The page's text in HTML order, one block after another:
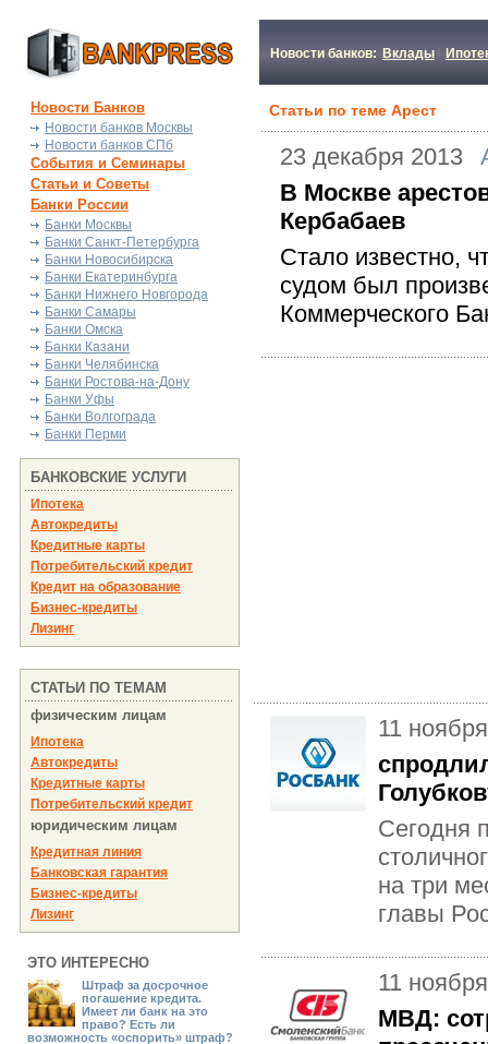
Новости банков: Вклады
Новости Банков
Новости банков Москвы
Новости банков СПб
События и Семинары
Статьи и Советы
Банки России
Банки Москвы
Банки Санкт-Петербурга
Банки Новосибирска
Банки Екатеринбурга
Банки Нижнего Новгорода
Банки Самары
Банки Омска
Банки Казани
Банки Челябинска
Банки Ростова-на-Дону
Банки Уфы
Банки Волгограда
Банки Перми
БАНКОВСКИЕ УСЛУГИ
Ипотека
Автокредиты
Кредитные карты
Потребительский кредит
Кредит на образование
Бизнес-кредиты
Лизинг
СТАТЬИ ПО ТЕМАМ
физическим лицам
Ипотека
Автокредиты
Кредитные карты
Потребительский кредит
юридическим лицам
Кредитная линия
Банковская гарантия
Бизнес-кредиты
Лизинг
ЭТО ИНТЕРЕСНО
Штраф за досрочное
погашение кредита.
Имеет ли банк на это
право? Есть ли
возможность «оспорить» штраф?
Статьи по теме Арест
23 декабря 2013
В Москве
Кербабаев
Стало известно,
судом был
Коммерческого
11
Сегодня
на три
главы
11
МВД: